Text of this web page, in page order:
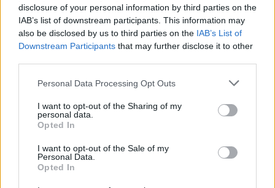
disclosure of your personal information by third parties on the
IAB’s list of downstream participants. This information may
also be disclosed by us to third parties on the IAB’s List of
Downstream Participants that may further disclose it to other
Personal Data Processing Opt Outs
I want to opt-out of the Sharing of my
personal data.
Opted In
I want to opt-out of the Sale of my
Personal Data.
Opted In
merry.popinz
Стажант , женски, 55, <
Съобщения: 39 Получени харесвания: 22 Точки за награди:
-dd76-
Съобщения:
202 Получени харесвания:
Точки за награди:
nefertiti
130